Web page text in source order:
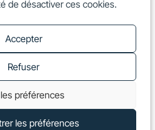
de désactiver ces cookies.
Accepter
Refuser
préférences
les préférences